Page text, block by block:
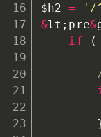
$h2
= '/
&lt ; pre&
if
(